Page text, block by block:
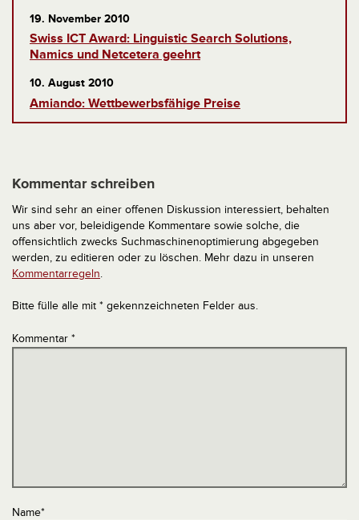
19. November 2010
Swiss ICT Award: Linguistic Search Solutions,
Namics und Netcetera geehrt
10. August 2010
Amiando: Wettbewerbsfähige Preise
Kommentar schreiben
Wir sind sehr an einer offenen Diskussion interessiert, behalten
uns aber vor, beleidigende Kommentare sowie solche, die
offensichtlich zwecks Suchmaschinenoptimierung abgegeben
werden, zu editieren oder zu löschen. Mehr dazu in unseren
Kommentarregeln.
Bitte fülle alle mit * gekennzeichneten Felder aus.
Kommentar *
Name*